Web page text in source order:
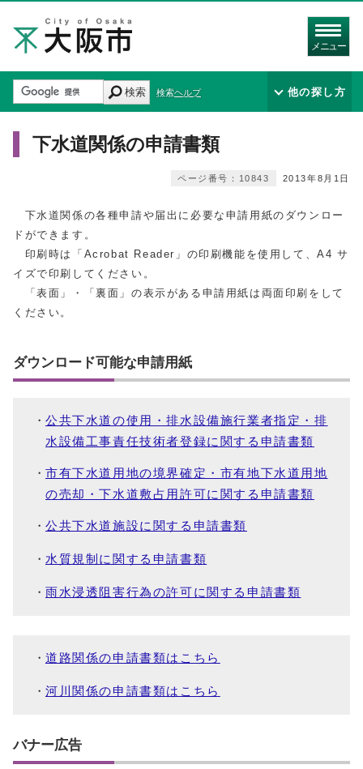
メニュー
検索 検索ヘルプ 他の探し方
下水道関係の申請書類
2013年8月1日
ページ番号：10843
下水道関係の各種申請や届出に必要な申請用紙のダウンロー
ドができます。
印刷時は「Acrobat Reader」の印刷機能を使用して、A4 サ
イズで印刷してください。
「表面」・「裏面」の表示がある申請用紙は両面印刷をして
ください。
ダウンロード可能な申請用紙
公共下水道の使用・排水設備施行業者指定・排
水設備工事責任技術者登録に関する申請書類
市有下水道用地の境界確定・市有地下水道用地
の売却・下水道敷占用許可に関する申請書類
公共下水道施設に関する申請書類
水質規制に関する申請書類
雨水浸透阻害行為の許可に関する申請書類
道路関係の申請書類はこちら
河川関係の申請書類はこちら
バナー広告